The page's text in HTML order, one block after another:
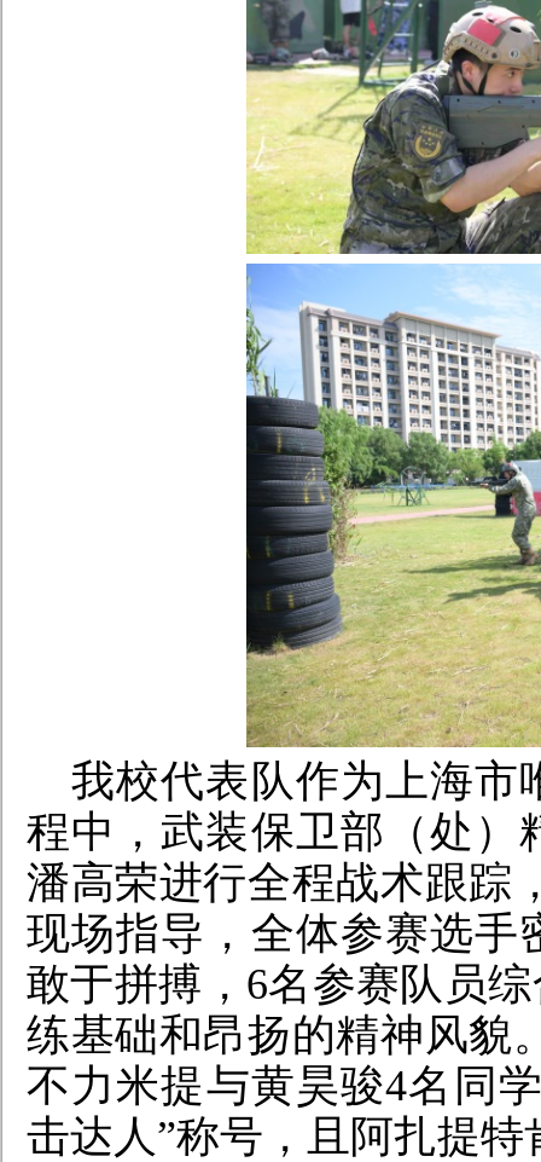
我校代表队作为上海市
程中，武装保卫部（处）
潘高荣进行全程战术跟踪
现场指导，全体参赛选手
敢于拼搏，6名参赛队员
练基础和昂扬的精神风貌
不力米提与黄昊骏4名同
击达人”称号，且阿扎提